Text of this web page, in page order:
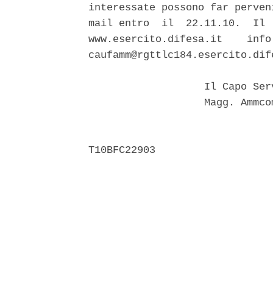
interessate possono far
mail entro  il  22.11.10.  Il
www.esercito.difesa.it
Il Capo
Magg.